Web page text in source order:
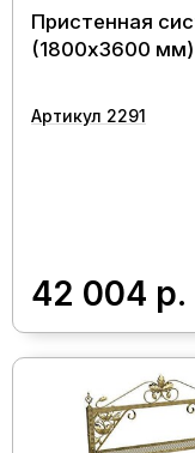
Пристенная
(1800х3600 мм)
Артикул 2291
42 004 р.